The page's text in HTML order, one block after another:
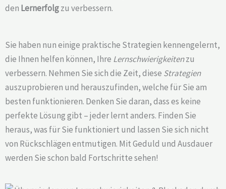
den Lernerfolgzu verbessern.
Sie haben nun einige praktische Strategien kennengelernt,
die Ihnen helfen können, Ihre Lernschwierigkeitenzu
verbessern. Nehmen Sie sich die Zeit, diese Strategien
auszuprobieren und herauszufinden, welche für Sie am
besten funktionieren. Denken Sie daran, dass es keine
perfekte Lösung gibt – jeder lernt anders. Finden Sie
heraus, was für Sie funktioniert und lassen Sie sich nicht
von Rückschlägen entmutigen. Mit Geduld und Ausdauer
werden Sie schon bald Fortschritte sehen!